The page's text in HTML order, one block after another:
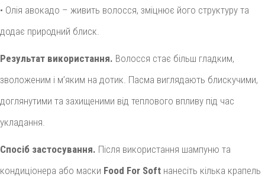
• Олія авокадо – живить волосся, зміцнює його структуру та
додає природний блиск.
Результат використання. Волосся стає більш гладким,
зволоженим і м’яким на дотик. Пасма виглядають блискучими,
доглянутими та захищеними від теплового впливу під час
укладання.
Спосіб застосування. Після використання шампуню та
кондиціонера або маски Food For Soft нанесіть кілька крапель